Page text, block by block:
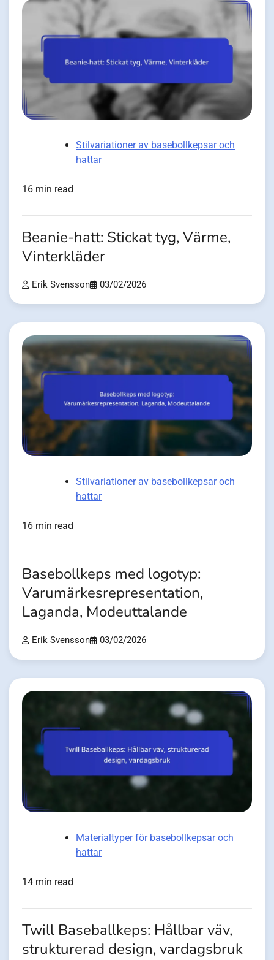
Stilvariationer av basebollkepsar och
hattar
16 min read
Beanie-hatt: Stickat tyg, Värme,
Vinterkläder
Erik Svensson 03/02/2026
Stilvariationer av basebollkepsar och
hattar
16 min read
Basebollkeps med logotyp:
Varumärkesrepresentation,
Laganda, Modeuttalande
Erik Svensson 03/02/2026
Materialtyper för basebollkepsar och
hattar
14 min read
Twill Baseballkeps: Hållbar väv,
strukturerad design, vardagsbruk